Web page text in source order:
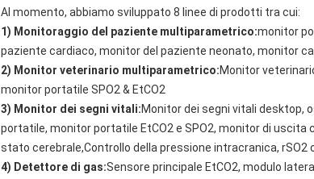
Al momento, abbiamo sviluppato 8 linee di prodotti tra cui:
1) Monitoraggio del paziente multiparametrico:monitor
paziente cardiaco, monitor del paziente neonato, monitor
2) Monitor veterinario multiparametrico:Monitor
monitor portatile SPO2 & EtCO2
3) Monitor dei segni vitali:Monitor dei segni vitali desktop,
portatile, monitor portatile EtCO2 e SPO2, monitor di
stato cerebrale,Controllo della pressione intracranica, rSO2
4) Detettore di gas:Sensore principale EtCO2, modulo